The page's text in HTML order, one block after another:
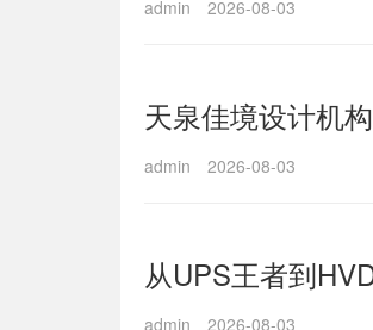
admin 2026-08-03
天泉佳境设计机
admin 2026-08-03
从UPS王者到
admin 2026-08-03